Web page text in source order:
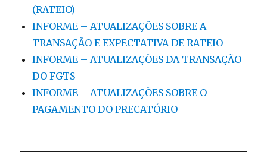
(RATEIO)
INFORME – ATUALIZAÇÕES SOBRE A
TRANSAÇÃO E EXPECTATIVA DE RATEIO
INFORME – ATUALIZAÇÕES DA TRANSAÇÃO
DO FGTS
INFORME – ATUALIZAÇÕES SOBRE O
PAGAMENTO DO PRECATÓRIO